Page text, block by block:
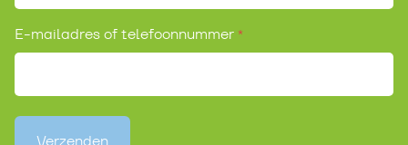
E-mailadres of telefoonnummer *